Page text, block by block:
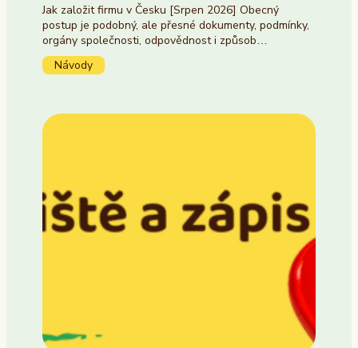
Jak založit firmu v Česku [Srpen 2026] Obecný
postup je podobný, ale přesné dokumenty, podmínky,
orgány společnosti, odpovědnost i způsob…
Návody